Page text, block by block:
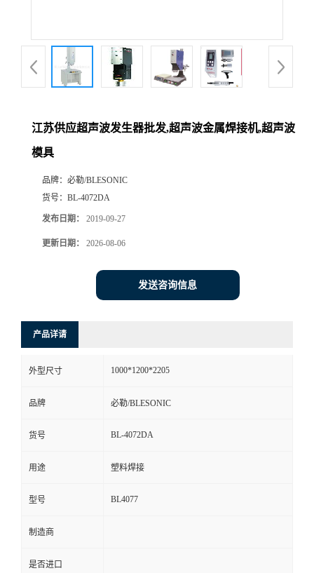
江苏供应超声波发生器批发,超声波金属焊接机,超声波
模具
品牌： 必勒/BLESONIC
货号： BL-4072DA
发布日期： 2019-09-27
更新日期： 2026-08-06
发送咨询信息
产品详请
外型尺寸 1000*1200*2205
品牌 必勒/BLESONIC
货号 BL-4072DA
用途 塑料焊接
型号 BL4077
制造商
是否进口